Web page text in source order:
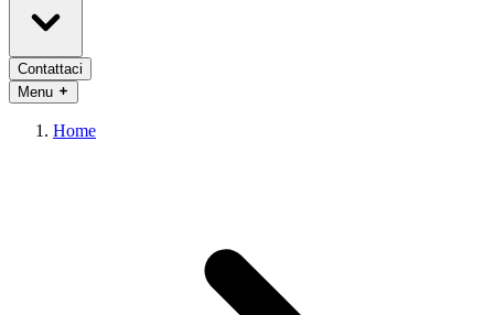
Contattaci
Menu
Home